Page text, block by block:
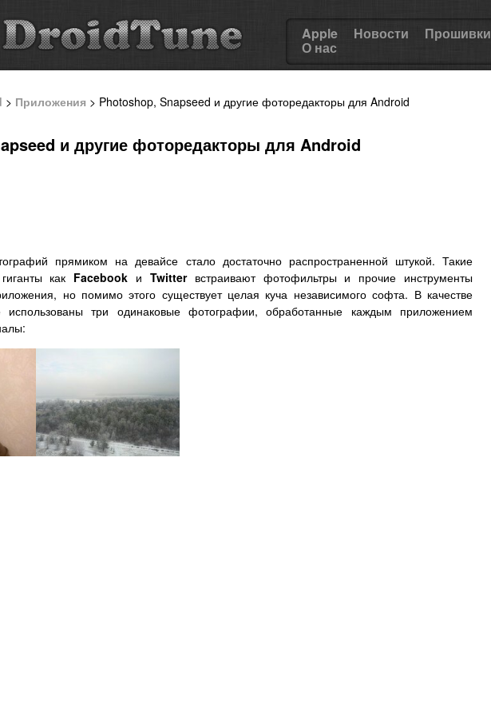
Apple Новости Прошивки
О нас
> Приложения > Photoshop, Snapseed и другие фоторедакторы для Android
и другие фоторедакторы для Android
прямиком на девайсе стало достаточно распространенной штукой. Такие
как Facebook и Twitterвстраивают фотофильтры и прочие инструменты
но помимо этого существует целая куча независимого софта. В качестве
использованы три одинаковые фотографии, обработанные каждым приложением